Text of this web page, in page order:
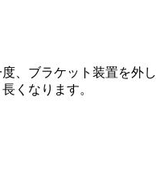
、ブラケット装置を外
くなります。